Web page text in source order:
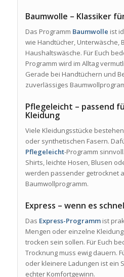
Baumwolle – Klassiker
Das Programm Baumwolle ist
wie Handtücher, Unterwäsche,
Haushaltswäsche. Für Euch
Programm wird im Alltag
Gerade bei Handtüchern und
zuverlässiges
Pflegeleicht – passend
Kleidung
Viele Kleidungsstücke
oder synthetischen Fasern.
Pflegeleicht-Programm
Shirts, leichte Hosen, Blusen
werden passender getrocknet
Baumwollprogramm.
Express – wenn es
Das Express-Programmist
Mengen oder einzelne
trocken sein sollen. Für Euch
Trocknung muss ewig dauern.
oder kleinere Ladungen ist ein
echter Komfortgewinn.